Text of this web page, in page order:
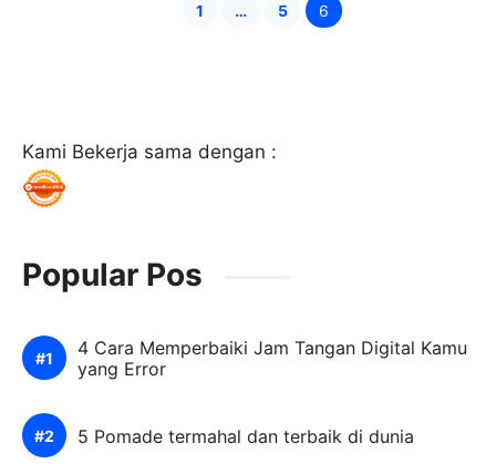
Page
1 … Page
5 Page
6
Kami Bekerja sama dengan :
Popular Pos
4 Cara Memperbaiki Jam Tangan Digital Kamu
yang Error
5 Pomade termahal dan terbaik di dunia